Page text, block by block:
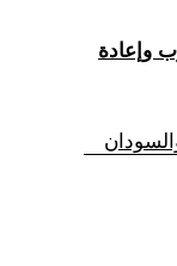
وقف الحرب وإعادة